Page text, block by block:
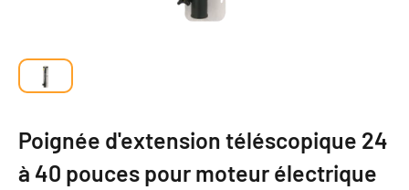
Poignée d'extension téléscopique 24
à 40 pouces pour moteur électrique